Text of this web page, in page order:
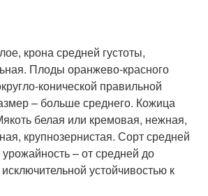
крона средней густоты,
Плоды оранжево-красного
конической правильной
– больше среднего. Кожица
белая или кремовая, нежная,
крупнозернистая. Сорт средней
– от средней до
устойчивостью к